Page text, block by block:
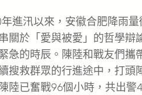
汛以來，安徽合肥降雨量
關於「愛與被愛」的哲學辯
急的時辰。陳陸和戰友們
搜救群眾的行進途中，打頭
陸已奮戰96個小時，共出警